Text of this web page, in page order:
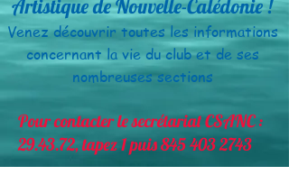
Artistique de Nouvelle-Calédonie !
Venez découvrir toutes les informations
concernant la vie du club et de ses
nombreuses sections
Pour contacter le secrétariat CSANC :
29.43.72, tapez 1 puis845 403 2743